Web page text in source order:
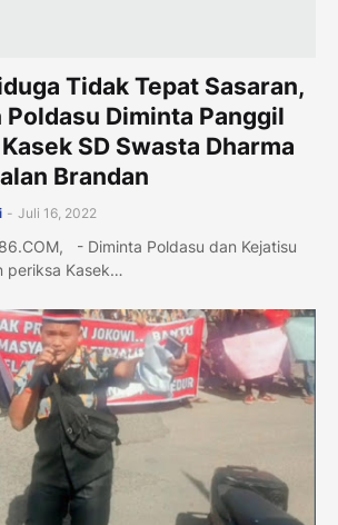
Tidak Tepat Sasaran,
Poldasu Diminta Panggil
SD Swasta Dharma
Brandan
- Juli 16, 2022
- Diminta Poldasu dan Kejatisu
periksa Kasek…